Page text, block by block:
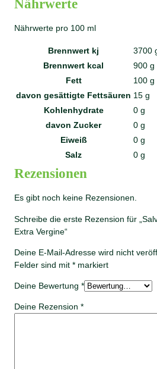
Nährwerte
Nährwerte pro 100 ml
Brennwert kj 3700
Brennwert kcal
900 g
Fett
100 g
davon gesättigte Fettsäuren 15 g
Kohlenhydrate
0 g
davon Zucker 0 g
Eiweiß
0 g
Salz
0 g
Rezensionen
Es gibt noch keine Rezensionen.
Schreibe die erste Rezension für
Extra Vergine“
Deine E-Mail-Adresse wird nicht
Felder sind mit * markiert
Deine Bewertung *
Deine Rezension *